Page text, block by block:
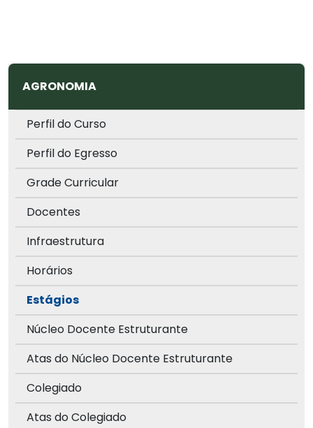
AGRONOMIA
Perfil do Curso
Perfil do Egresso
Grade Curricular
Docentes
Infraestrutura
Horários
Estágios
Núcleo Docente Estruturante
Atas do Núcleo Docente Estruturante
Colegiado
Atas do Colegiado